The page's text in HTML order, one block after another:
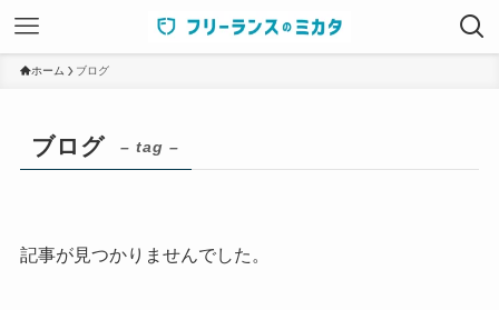
ホーム ブログ
ブログ – tag –
記事が見つかりませんでした。